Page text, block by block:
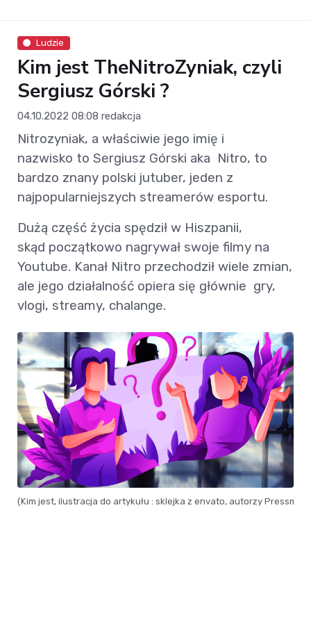
Ludzie
Kim jest TheNitroZyniak, czyli
Sergiusz Górski ?
04.10.2022 08:08 redakcja
Nitrozyniak, a właściwie jego imię i
nazwisko to Sergiusz Górski aka Nitro, to
bardzo znany polski jutuber, jeden z
najpopularniejszych streamerów esportu.
Dużą część życia spędził w Hiszpanii,
skąd początkowo nagrywał swoje filmy na
Youtube. Kanał Nitro przechodził wiele zmian,
ale jego działalność opiera się głównie gry,
vlogi, streamy, chalange.
(Kim jest, ilustracja do artykułu : sklejka z envato, autorzy